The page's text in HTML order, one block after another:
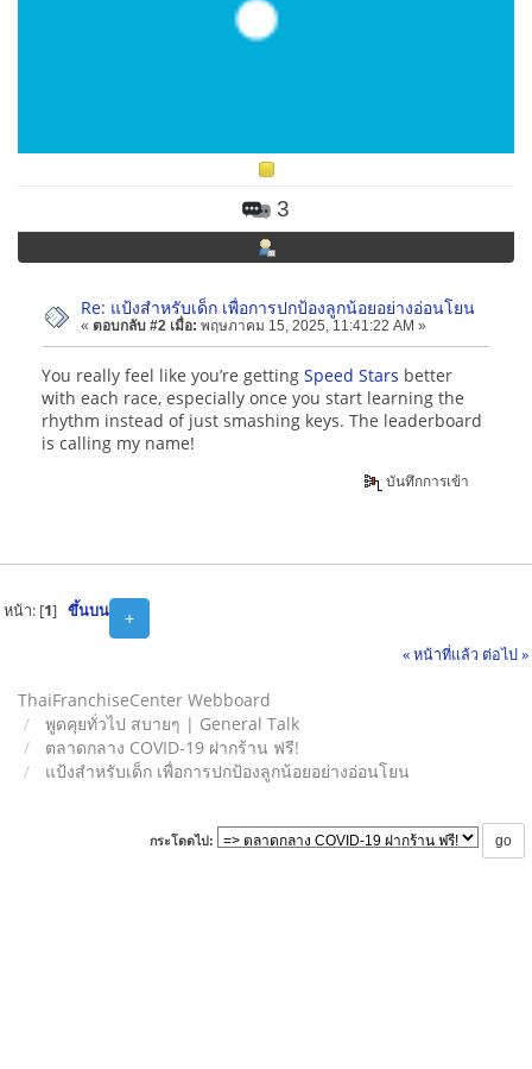
3
Re: แป้งสำหรับเด็ก เพื่อการปกป้องลูกน้อยอย่างอ่อนโยน
« ตอบกลับ #2 เมื่อ: พฤษภาคม 15, 2025, 11:41:22 AM »
You really feel like you’re getting Speed Stars better
with each race, especially once you start learning the
rhythm instead of just smashing keys. The leaderboard
is calling my name!
บันทึกการเข้า
+
หน้า: [1] ขึ้นบน
« หน้าที่แล้ว ต่อไป »
ThaiFranchiseCenter Webboard
พูดคุยทั่วไป สบายๆ | General Talk
ตลาดกลาง COVID-19 ฝากร้าน ฟรี!
แป้งสำหรับเด็ก เพื่อการปกป้องลูกน้อยอย่างอ่อนโยน
กระโดดไป: